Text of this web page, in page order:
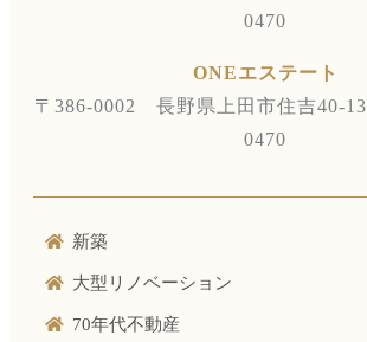
0470
ONEエステート
〒386-0002 長野県上田市住吉40-13
0470
新築
大型リノベーション
70年代不動産